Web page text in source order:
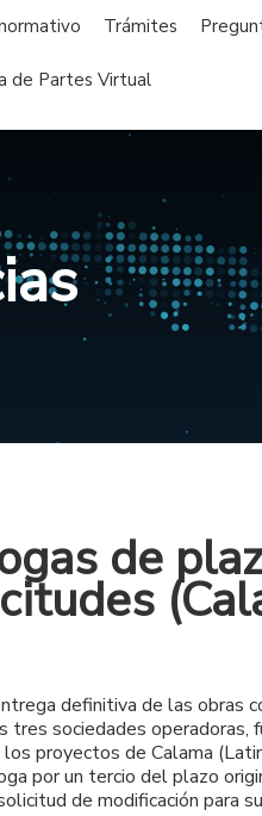
Trámites
de Partes Virtual
de
definitiva de las
sociedades operadoras,
proyectos de Calama
por un tercio del plazo
de modificación para